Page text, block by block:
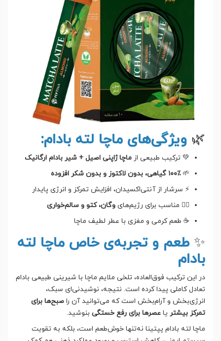
🌿 ویژگی‌های ماچا لته بادام:
💚 ترکیب طبیعی از ماچا ژاپنی اصیل + شیر بادام ارگانیک
🌱۱۰۰٪ گیاهی، بدون لاکتوز و بدون شکر افزوده
⚡ سرشار از آنتی‌اکسیدان، افزایش تمرکز و انرژی پایدار
🧘‍♀️ مناسب برای رژیم‌های وگان، کتو و سالم‌خواری
☕ طعم کرمی و مغزی با عطر لطیف ماچا
✨ طعم و تجربه‌ی خاص ماچا لته
بادام
در این ترکیب فوق‌العاده، تلخی ملایم ماچا با شیرینی طبیعی بادام
تعادل کاملی پیدا کرده است. نتیجه، نوشیدنی‌ای سبک،
انرژی‌بخش و آرام‌بخش است که می‌توانید آن را صبح‌ها برای
تمرکز بیشتر یا عصرها برای رفع خستگی بنوشید.
ماچا لته بادام پپتینا نه‌تنها خوش‌طعم است، بلکه به تقویت